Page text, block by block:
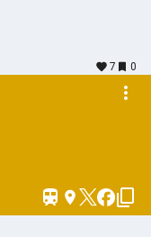
7
0